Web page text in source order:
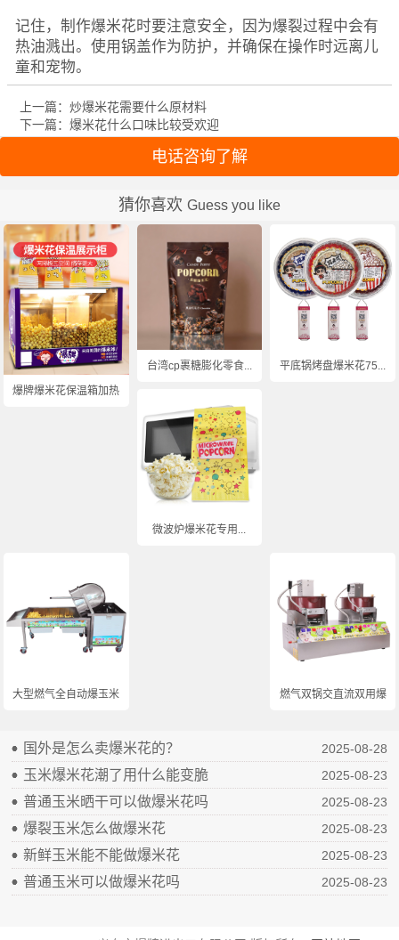
记住，制作爆米花时要注意安全，因为爆裂过程中会有
热油溅出。使用锅盖作为防护，并确保在操作时远离儿
童和宠物。
上一篇：炒爆米花需要什么原材料
下一篇：爆米花什么口味比较受欢迎
电话咨询了解
猜你喜欢 Guess you like
爆牌爆米花保温箱加热...
台湾cp裹糖膨化零食... 平底锅烤盘爆米花75...
微波炉爆米花专用...
大型燃气全自动爆玉米... 燃气双锅交直流双用爆...
国外是怎么卖爆米花的？ 2025-08-28
玉米爆米花潮了用什么能变脆 2025-08-23
普通玉米晒干可以做爆米花吗 2025-08-23
爆裂玉米怎么做爆米花 2025-08-23
新鲜玉米能不能做爆米花 2025-08-23
普通玉米可以做爆米花吗 2025-08-23